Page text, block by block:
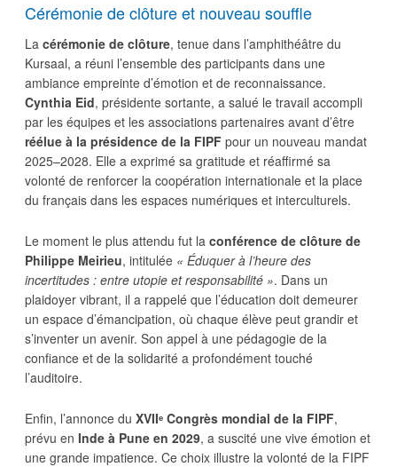
Cérémonie de clôture et nouveau souffle
La cérémonie de clôture, tenue dans l’amphithéâtre du
Kursaal, a réuni l’ensemble des participants dans une
ambiance empreinte d’émotion et de reconnaissance.
Cynthia Eid, présidente sortante, a salué le travail accompli
par les équipes et les associations partenaires avant d’être
réélue à la présidence de la FIPFpour un nouveau mandat
2025–2028. Elle a exprimé sa gratitude et réaffirmé sa
volonté de renforcer la coopération internationale et la place
du français dans les espaces numériques et interculturels.
Le moment le plus attendu fut la conférence de clôture de
Philippe Meirieu, intitulée « Éduquer à l’heure des
incertitudes : entre utopie et responsabilité ». Dans un
plaidoyer vibrant, il a rappelé que l’éducation doit demeurer
un espace d’émancipation, où chaque élève peut grandir et
s’inventer un avenir. Son appel à une pédagogie de la
confiance et de la solidarité a profondément touché
l’auditoire.
Enfin, l’annonce du XVIIᵉ Congrès mondial de la FIPF,
prévu en Inde à Pune en 2029, a suscité une vive émotion et
une grande impatience. Ce choix illustre la volonté de la FIPF